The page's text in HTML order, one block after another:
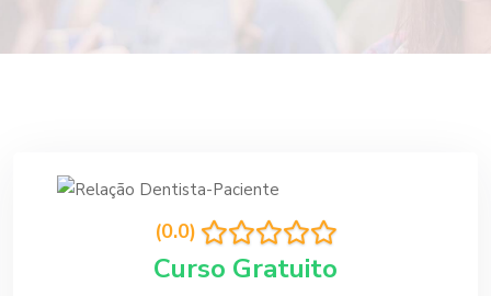
(0.0)
Curso Gratuito